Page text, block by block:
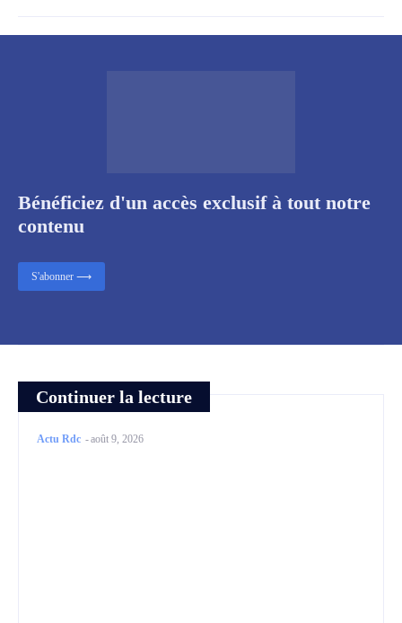
Continuer la lecture
Actu Rdc -août 9, 2026
Bénéficiez d'un accès exclusif à tout notre
contenu
S'abonner ⟶